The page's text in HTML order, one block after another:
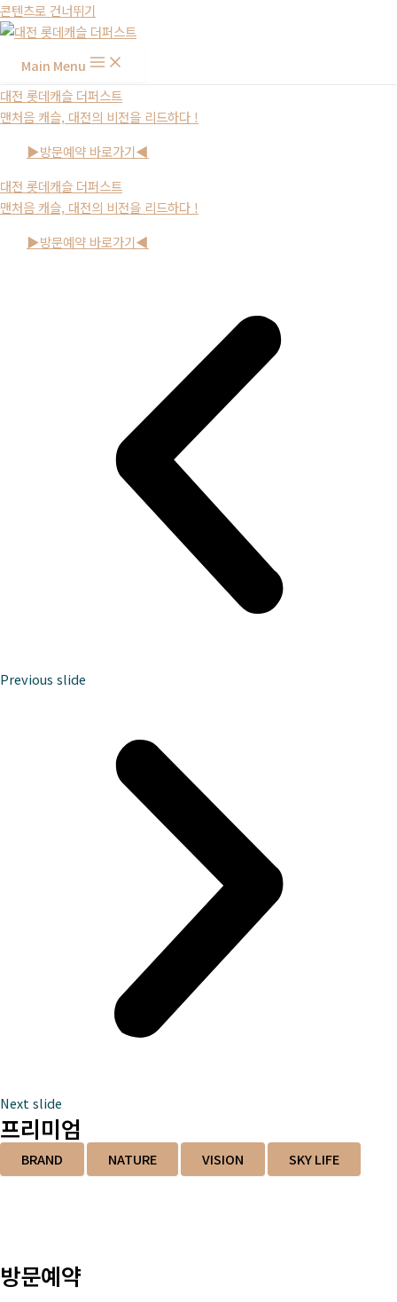
콘텐츠로 건너뛰기
Main Menu
대전 롯데캐슬 더퍼스트
맨처음 캐슬, 대전의 비전을 리드하다 !
▶방문예약 바로가기◀
대전 롯데캐슬 더퍼스트
맨처음 캐슬, 대전의 비전을 리드하다 !
▶방문예약 바로가기◀
Previous slide
Next slide
프리미엄
BRAND NATURE VISION SKY LIFE
방문예약